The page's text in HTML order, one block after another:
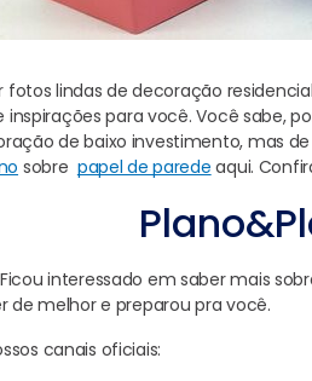
fotos lindas de decoração
inspirações para você. Você sabe,
de baixo investimento, mas
sobre papel de parede aqui.
interessado em saber mais
de melhor e preparou pra você.
canais oficiais: